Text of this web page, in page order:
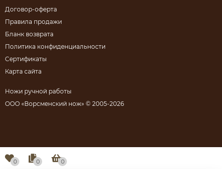
Договор-оферта
Правила продажи
Бланк возврата
Политика конфиденциальности
Сертификаты
Карта сайта
Ножи ручной работы
ООО «Ворсменский нож» © 2005-2026
0 0 0